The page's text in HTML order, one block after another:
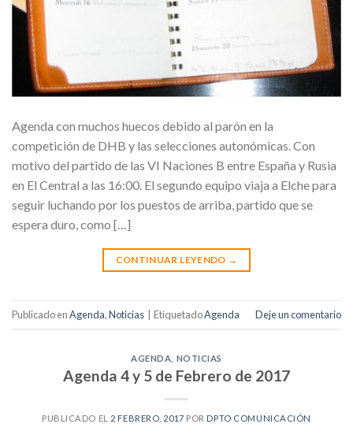
Agenda con muchos huecos debido al parón en la
competición de DHB y las selecciones autonómicas. Con
motivo del partido de las VI Naciones B entre España y Rusia
en El Central a las 16:00. El segundo equipo viaja a Elche para
seguir luchando por los puestos de arriba, partido que se
espera duro, como […]
CONTINUAR LEYENDO →
Publicado enAgenda,Noticias EtiquetadoAgenda Deje un comentario
AGENDA NOTICIAS
Agenda 4 y 5 de Febrero de 2017
PUBLICADO EL 2 FEBRERO, 2017 POR DPTO COMUNICACIÓN